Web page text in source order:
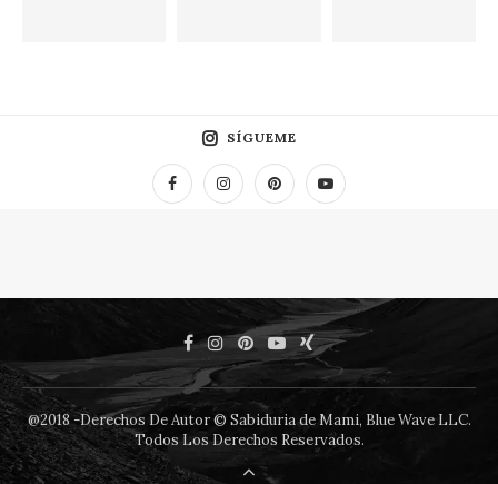
SÍGUEME
@2018 -Derechos De Autor © Sabiduria de Mami, Blue Wave LLC.
Todos Los Derechos Reservados.